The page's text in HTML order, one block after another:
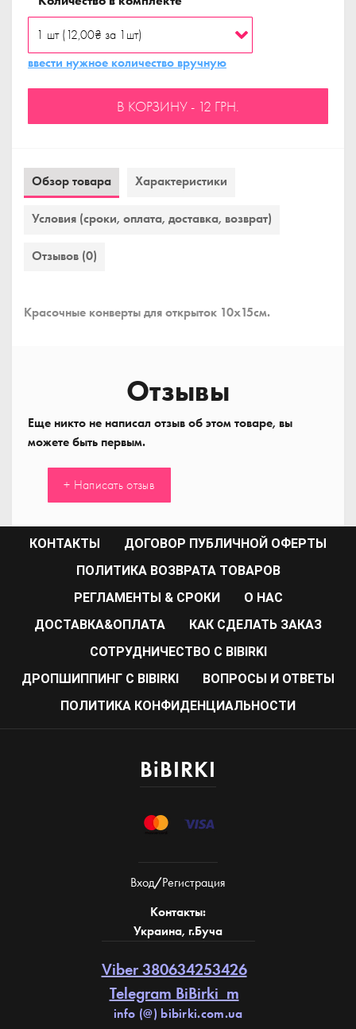
ввести нужное количество вручную
В КОРЗИНУ - 12 ГРН.
Обзор товара Характеристики
Условия (сроки, оплата, доставка, возврат)
Отзывов (0)
Красочные конверты для открыток 10x15см.
Отзывы
Еще никто не написал отзыв об этом товаре, вы
можете быть первым.
+ Написать отзыв
КОНТАКТЫ
ДОГОВОР ПУБЛИЧНОЙ ОФЕРТЫ
ПОЛИТИКА ВОЗВРАТА ТОВАРОВ
РЕГЛАМЕНТЫ & СРОКИ
О НАС
ДОСТАВКА&ОПЛАТА
КАК СДЕЛАТЬ ЗАКАЗ
CОТРУДНИЧЕСТВО С BIBIRKI
ДРОПШИППИНГ С BIBIRKI
ВОПРОСЫ И ОТВЕТЫ
ПОЛИТИКА КОНФИДЕНЦИАЛЬНОСТИ
BiBIRKI
Вход/Регистрация
Контакты:
Украина, г.Буча
Viber 380634253426
Telegram BiBirki_m
info (@) bibirki.com.ua